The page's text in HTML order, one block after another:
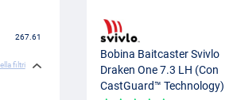
267.61
filtri
Bobina Baitcaster Svivlo
Draken One 7.3 LH (Con
CastGuard™ Technology)